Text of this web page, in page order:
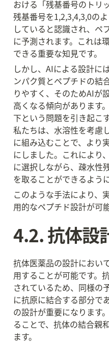
おける「残基番号のトリ
残基番号を1,2,3,4,3,0の
していると認識され、ペ
に予測されます。これは
できる重要な知見です。
しかし、AIによる設計に
ンパク質とペプチドの結
りやすく、そのためAIが
高くなる傾向があります
下という問題を引き起こ
私たちは、水溶性を考慮
に組み込むことで、より
にしました。これにより
に選択しながら、疎水性
を取ることができるよう
このような手法により、
用的なペプチド設計が可
4.2. 抗体設
抗体医薬品の設計におい
用することが可能です。
されているため、同様の
に抗原に結合する部分で
の設計が重要になります
ることで、抗体の結合親
ます。